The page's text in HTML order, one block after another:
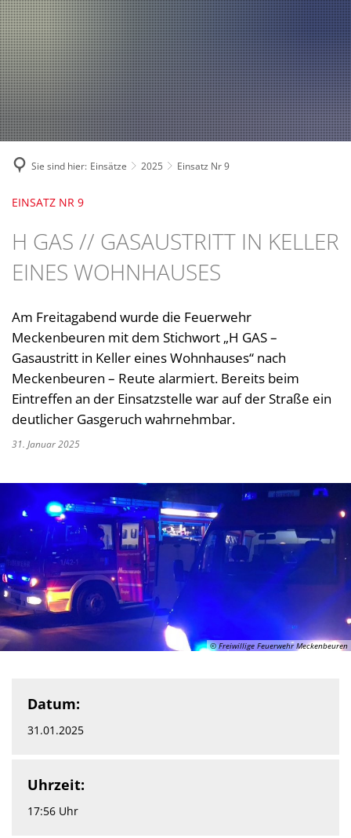
2024
2023
2022
2021
Fachgebiete und
Mannschaft
Jugend
Spielmannszug
Mitglied werden
A
A
A
Sie sind hier: Einsätze 2025 Einsatz Nr 9
EINSATZ NR 9
H GAS // GASAUSTRITT IN KELLER
EINES WOHNHAUSES
Am Freitagabend wurde die Feuerwehr
Meckenbeuren mit dem Stichwort „H GAS –
Gasaustritt in Keller eines Wohnhauses“ nach
Meckenbeuren – Reute alarmiert. Bereits beim
Eintreffen an der Einsatzstelle war auf der Straße ein
deutlicher Gasgeruch wahrnehmbar.
31. Januar 2025
© Freiwillige Feuerwehr Meckenbeuren
Datum:
31.01.2025
Uhrzeit:
17:56 Uhr